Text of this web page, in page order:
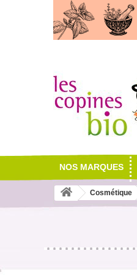
NOS MARQUES
Cosmétique